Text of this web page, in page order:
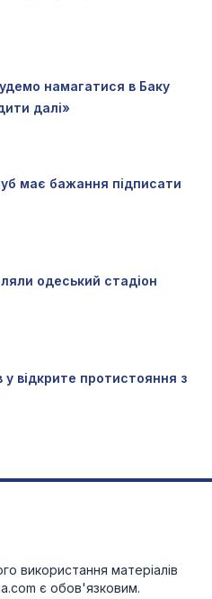
намагатися в Баку
далі»
має бажання підписати
одеський стадіон
відкрите протистояння з
використання матеріалів
є обов'язковим.